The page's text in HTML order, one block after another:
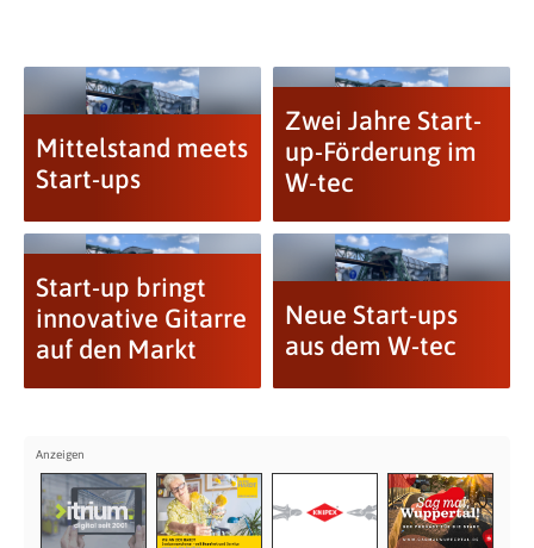
Mittelstand meets
Start-ups
Zwei Jahre Start-
up-Förderung im
W-tec
Start-up bringt
innovative Gitarre
auf den Markt
Neue Start-ups
aus dem W-tec